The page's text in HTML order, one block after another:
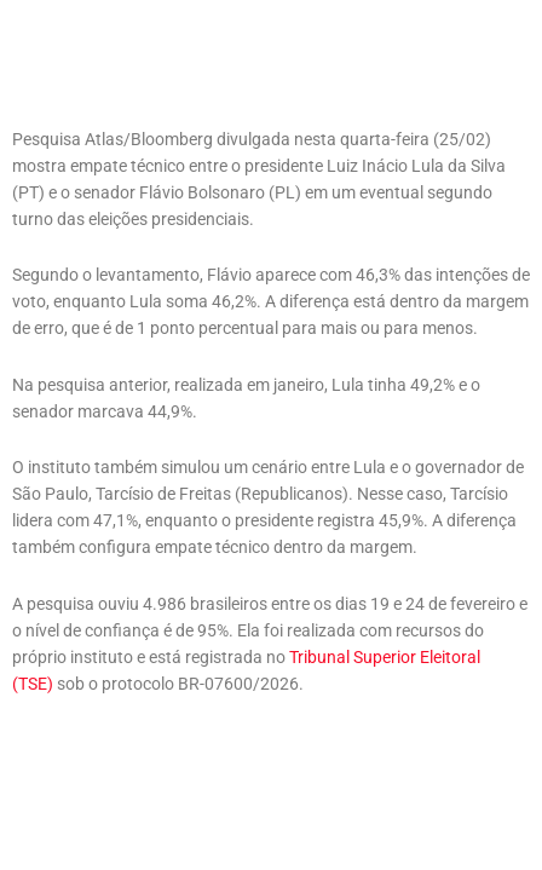
Pesquisa Atlas/Bloomberg divulgada nesta quarta-feira (25/02)
mostra empate técnico entre o presidente Luiz Inácio Lula da Silva
(PT) e o senador Flávio Bolsonaro (PL) em um eventual segundo
turno das eleições presidenciais.
Segundo o levantamento, Flávio aparece com 46,3% das intenções de
voto, enquanto Lula soma 46,2%. A diferença está dentro da margem
de erro, que é de 1 ponto percentual para mais ou para menos.
Na pesquisa anterior, realizada em janeiro, Lula tinha 49,2% e o
senador marcava 44,9%.
O instituto também simulou um cenário entre Lula e o governador de
São Paulo, Tarcísio de Freitas (Republicanos). Nesse caso, Tarcísio
lidera com 47,1%, enquanto o presidente registra 45,9%. A diferença
também configura empate técnico dentro da margem.
A pesquisa ouviu 4.986 brasileiros entre os dias 19 e 24 de fevereiro e
o nível de confiança é de 95%. Ela foi realizada com recursos do
próprio instituto e está registrada noTribunal Superior Eleitoral
(TSE) sob o protocolo BR-07600/2026.